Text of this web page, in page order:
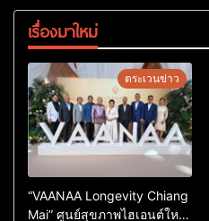
เรื่องมาใหม่
ตระเวนข่าว
“VAANAA Longevity Chiang
Mai” ศูนย์สุขภาพไฮเอนต์ใหญ่